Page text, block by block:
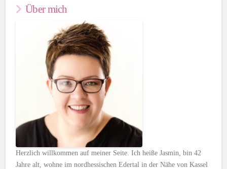
Über mich
Herzlich willkommen auf meiner Seite. Ich heiße Jasmin, bin 42
Jahre alt, wohne im nordhessischen Edertal in der Nähe von Kassel